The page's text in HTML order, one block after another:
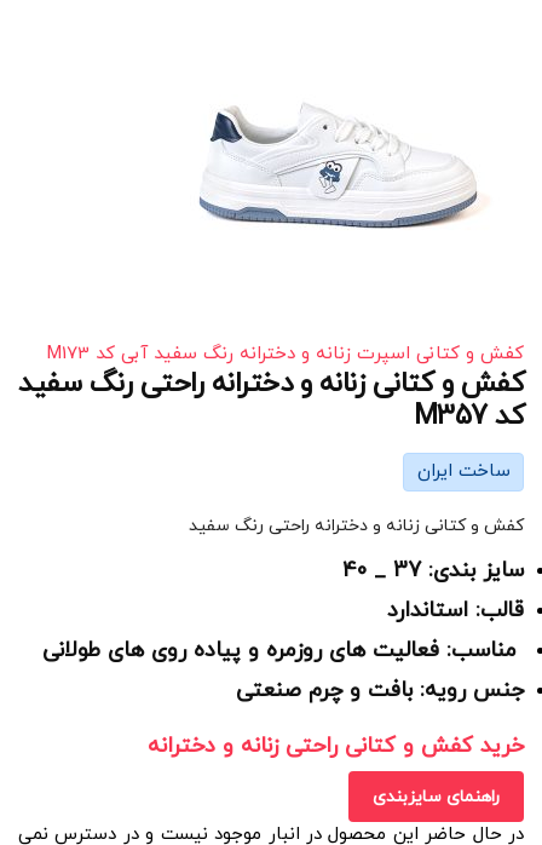
کفش و کتانی اسپرت زنانه و دخترانه رنگ سفید آبی کد M173
کفش و کتانی زنانه و دخترانه راحتی رنگ سفید
کد M357
ساخت ایران
کفش و کتانی زنانه و دخترانه راحتی رنگ سفید
سایز بندی: 37 _ 40
قالب: استاندارد
مناسب: فعالیت های روزمره و پیاده روی های طولانی
جنس رویه: بافت و چرم صنعتی
خرید کفش و کتانی راحتی زنانه و دخترانه
راهنمای سایزبندی
در حال حاضر این محصول در انبار موجود نیست و در دسترس نمی